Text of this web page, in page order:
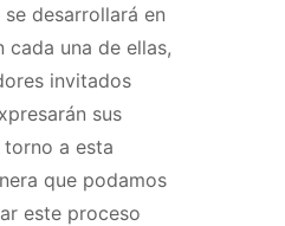
desarrollará en
cada una de ellas,
invitados
sus
a esta
que podamos
este proceso